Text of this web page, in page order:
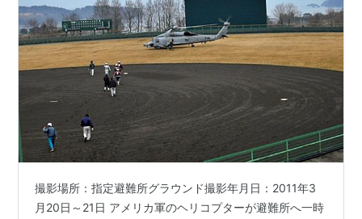
撮影場所：指定避難所グラウンド撮影年月日：2011年3
月20日～21日 アメリカ軍のヘリコプターが避難所へ一時